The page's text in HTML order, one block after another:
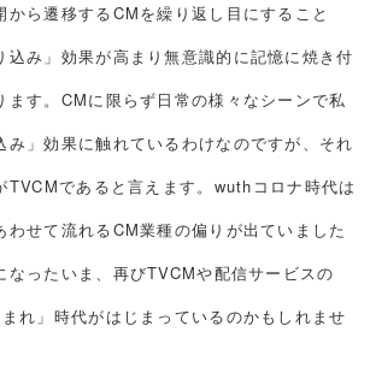
から遷移するCMを繰り返し目にすること
込み」効果が高まり無意識的に記憶に焼き付
ます。CMに限らず日常の様々なシーンで私
み」効果に触れているわけなのですが、それ
TVCMであると言えます。wuthコロナ時代は
わせて流れるCM業種の偏りが出ていました
なったいま、再びTVCMや配信サービスの
れ」時代がはじまっているのかもしれませ